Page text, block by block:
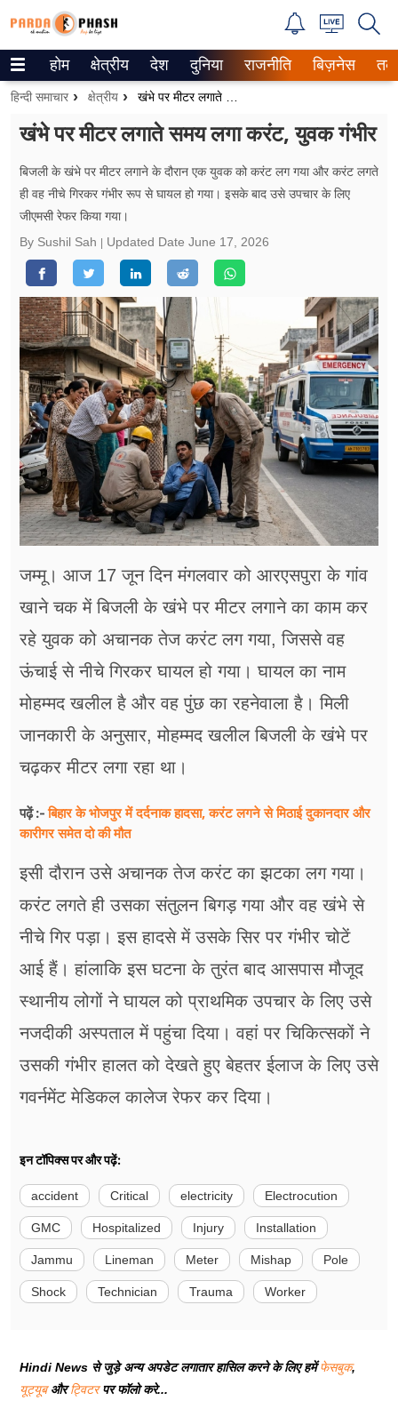
Trending on Google News
ePaper
वेब स्टोरीज
उत्तर प्रदेश
गैलरी
वीडियो
रिलेशनशिप
जीवन मंत्रा
फूड
सेहत
ब्‍यूटी
जॉब्स
शिक्षा
अन्य खबरें
होम क्षेत्रीय देश दुनिया राजनीति बिज़नेस
हिन्दी समाचार क्षेत्रीय
खंभे पर मीटर लगाते समय लगा करंट, युवक गंभीर
बिजली के खंभे पर मीटर लगाने के दौरान एक युवक को करंट लग गया और करंट लगते
ही वह नीचे गिरकर गंभीर रूप से घायल हो गया। इसके बाद उसे उपचार के लिए
जीएमसी रेफर किया गया।
By Sushil Sah
Updated Date June 17, 2026
जम्मू। आज 17 जून दिन मंगलवार को आरएसपुरा के गांव
खाने चक में बिजली के खंभे पर मीटर लगाने का काम कर
रहे युवक को अचानक तेज करंट लग गया, जिससे वह
ऊंचाई से नीचे गिरकर घायल हो गया। घायल का नाम
मोहम्मद खलील है और वह पुंछ का रहनेवाला है। मिली
जानकारी के अनुसार, मोहम्मद खलील बिजली के खंभे पर
चढ़कर मीटर लगा रहा था।
पढ़ें :-बिहार के भोजपुर में दर्दनाक हादसा, करंट लगने से मिठाई दुकानदार और
कारीगर समेत दो की मौत
इसी दौरान उसे अचानक तेज करंट का झटका लग गया।
करंट लगते ही उसका संतुलन बिगड़ गया और वह खंभे से
नीचे गिर पड़ा। इस हादसे में उसके सिर पर गंभीर चोटें
आई हैं। हांलाकि इस घटना के तुरंत बाद आसपास मौजूद
स्थानीय लोगों ने घायल को प्राथमिक उपचार के लिए उसे
नजदीकी अस्पताल में पहुंचा दिया। वहां पर चिकित्सकों ने
उसकी गंभीर हालत को देखते हुए बेहतर ईलाज के लिए उसे
गवर्नमेंट मेडिकल कालेज रेफर कर दिया।
इन टॉपिक्स पर और पढ़ें:
accident Critical electricity Electrocution
GMC Hospitalized Injury Installation
Jammu Lineman Meter Mishap Pole
Shock Technician Trauma Worker
Hindi News से जुड़े अन्य अपडेट लगातार हासिल करने के लिए हमेंफेसबुक,
यूट्यूबऔरट्विटरपर फॉलो करे...